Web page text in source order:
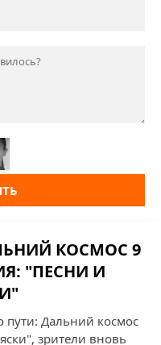
КОСМОС 9
"ПЕСНИ И
пути: Дальний космос
зрители вновь